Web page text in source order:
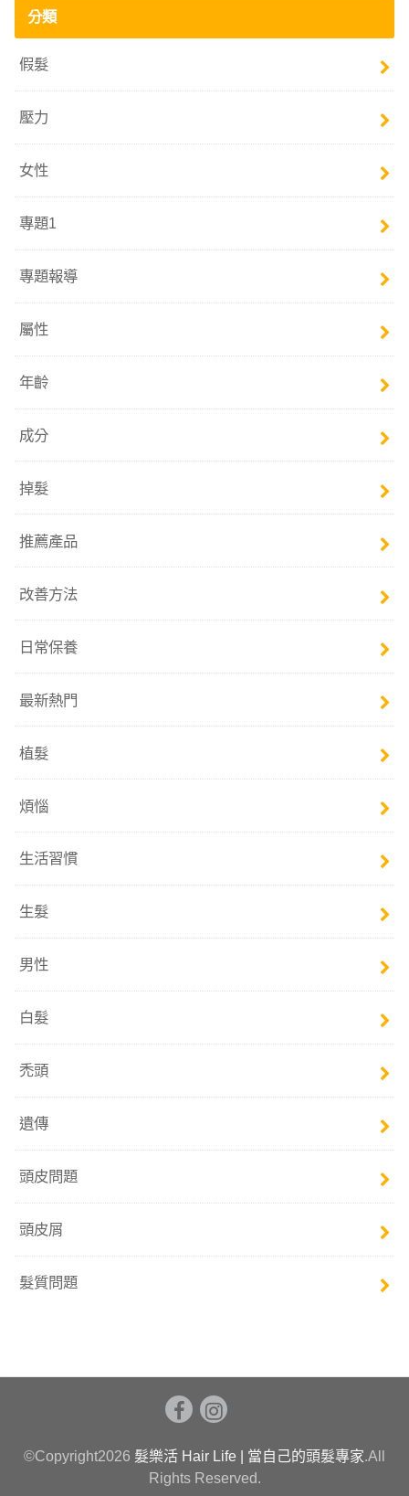
分類
假髮
壓力
女性
專題1
專題報導
屬性
年齡
成分
掉髮
推薦產品
改善方法
日常保養
最新熱門
植髮
煩惱
生活習慣
生髮
男性
白髮
禿頭
遺傳
頭皮問題
頭皮屑
髮質問題
©Copyright2026 髮樂活 Hair Life | 當自己的頭髮專家.All
Rights Reserved.